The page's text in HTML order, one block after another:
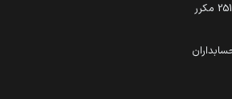
سامانه هیات موضوع ماده 251 مکرر